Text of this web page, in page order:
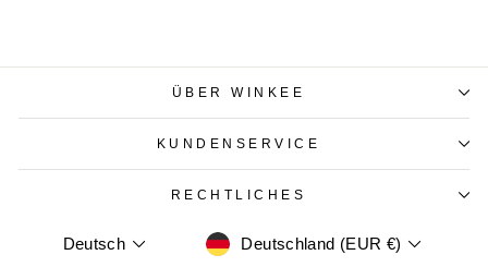
ÜBER WINKEE
KUNDENSERVICE
RECHTLICHES
SPRACHE
Deutsch WÄHRUNG
Deutschland (EUR €)